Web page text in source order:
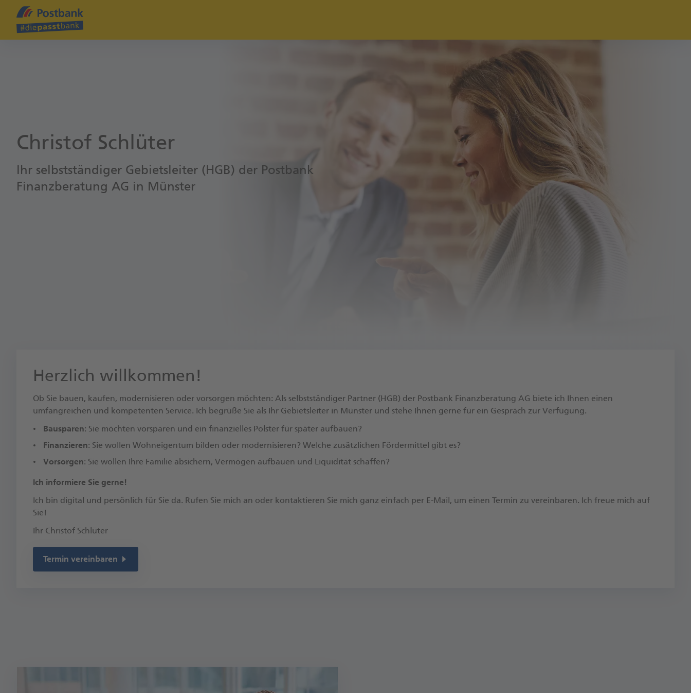
Christof Schlüter
Ihr selbstständiger Gebietsleiter (HGB) der Postbank
Finanzberatung AG in Münster
Herzlich willkommen!
Ob Sie bauen, kaufen, modernisieren oder vorsorgen möchten: Als selbstständiger Partner (HGB) der Postbank Finanzberatung AG biete ich Ihnen einen
umfangreichen und kompetenten Service. Ich begrüße Sie als Ihr Gebietsleiter in Münster und stehe Ihnen gerne für ein Gespräch zur Verfügung.​
Bausparen: Sie möchten vorsparen und ein finanzielles Polster für später aufbauen?
Finanzieren: Sie wollen Wohneigentum bilden oder modernisieren? Welche zusätzlichen Fördermittel gibt es?​
Vorsorgen: Sie wollen Ihre Familie absichern, Vermögen aufbauen und Liquidität schaffen?
​Ich informiere Sie gerne!
Ich bin digital und persönlich für Sie da. Rufen Sie mich an oder kontaktieren Sie mich ganz einfach per E-Mail, um einen Termin zu vereinbaren.​ Ich freue mich auf
Sie!​
Ihr Christof Schlüter
Termin vereinbaren